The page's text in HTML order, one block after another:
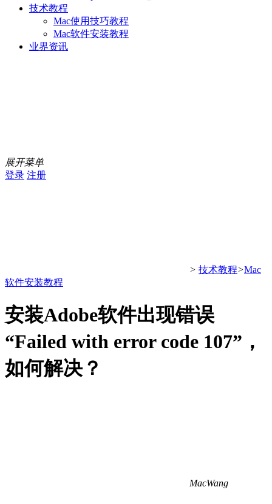
技术教程
Mac使用技巧教程
Mac软件安装教程
业界资讯
展开菜单
登录 注册
> 技术教程>Mac
软件安装教程
安装Adobe软件出现错误
“Failed with error code 107”，
如何解决？
MacWang